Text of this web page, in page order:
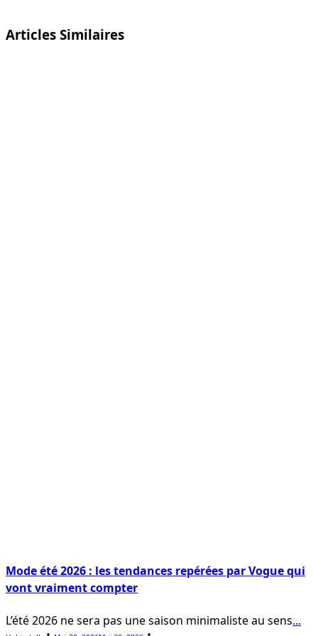
Articles Similaires
Mode été 2026 : les tendances repérées par Vogue qui
vont vraiment compter
L’été 2026 ne sera pas une saison minimaliste au sens...